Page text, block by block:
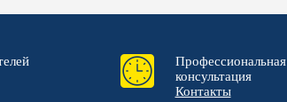
Профессиональная
консультация
Контакты